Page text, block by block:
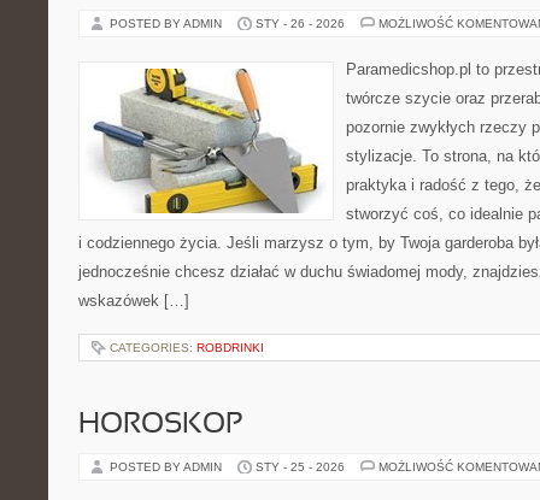
POSTED BY ADMIN STY - 26 - 2026 MOŻLIWOŚĆ
Paramedicshop.pl to
twórcze szycie oraz
pozornie zwykłych rzeczy
stylizacje. To strona, na
praktyka i radość z tego,
stworzyć coś, co idealnie
i codziennego życia. Jeśli marzysz o tym, by Twoja garderoba
jednocześnie chcesz działać w duchu świadomej mody,
wskazówek […]
CATEGORIES: ROBDRINKI
HOROSKOP
POSTED BY ADMIN STY - 25 - 2026 MOŻLIWOŚĆ